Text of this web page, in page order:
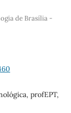
de Brasília -
profEPT,